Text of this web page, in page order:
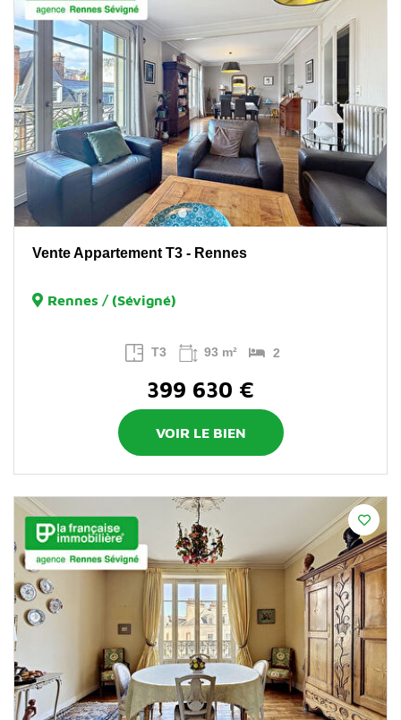
Vente Appartement T3 - Rennes
Rennes / (Sévigné)
T3 93 m² 2
399 630 €
VOIR LE BIEN